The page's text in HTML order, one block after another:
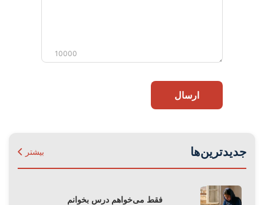
10000
ارسال
جدیدترین‌ها بیشتر
فقط می‌‌خواهم درس بخوانم